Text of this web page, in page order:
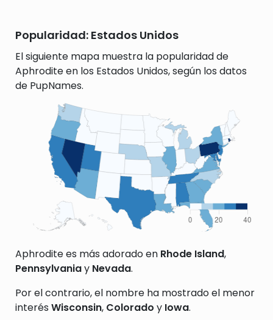
Popularidad: Estados Unidos
El siguiente mapa muestra la popularidad de
Aphrodite en los Estados Unidos, según los datos
de PupNames.
Aphrodite es más adorado en Rhode Island,
Pennsylvaniay Nevada.
Por el contrario, el nombre ha mostrado el menor
interés Wisconsin, Colorado y Iowa.